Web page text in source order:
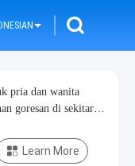
pria dan wanita
goresan di sekitar
Learn More